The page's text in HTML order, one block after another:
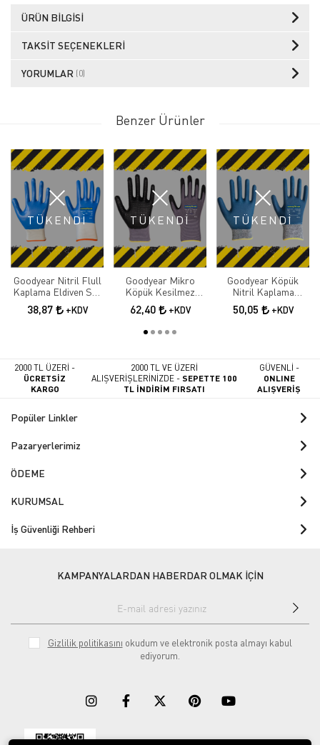
ÜRÜN BILGISI
TAKSIT SEÇENEKLERI
YORUMLAR (0)
Benzer Ürünler
TÜKENDİ
Goodyear Nitril Flull
Kaplama Eldiven Sp-
3
38,87 +KDV
TÜKENDİ
Goodyear Mikro
Köpük Kesilmez
Eldiven 1716
62,40 +KDV
TÜKENDİ
Goodyear Köpük
Nitril Kaplama
Eldiven Mp-3
50,05 +KDV
2000 TL ÜZERİ -
ÜCRETSİZ
KARGO
2000 TL VE ÜZERİ
ALIŞVERİŞLERİNİZDE -SEPETTE 100
TL İNDİRİM FIRSATI
GÜVENLİ -
ONLINE
ALIŞVERİŞ
Popüler Linkler
Pazaryerlerimiz
ÖDEME
KURUMSAL
İş Güvenliği Rehberi
KAMPANYALARDAN HABERDAR OLMAK İÇİN
Gizlilik politikasını okudum ve elektronik posta almayı kabul
ediyorum.